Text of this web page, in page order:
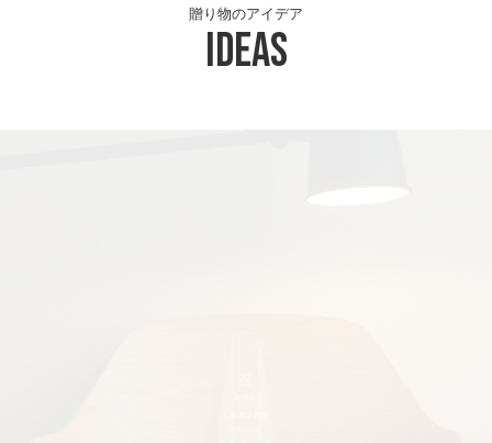
Ideas
贈り物のアイデア